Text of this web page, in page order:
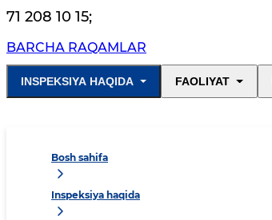
71 208 10 15;
BARCHA RAQAMLAR
INSPEKSIYA HAQIDA FAOLIYAT
Bosh sahifa
Inspeksiya haqida